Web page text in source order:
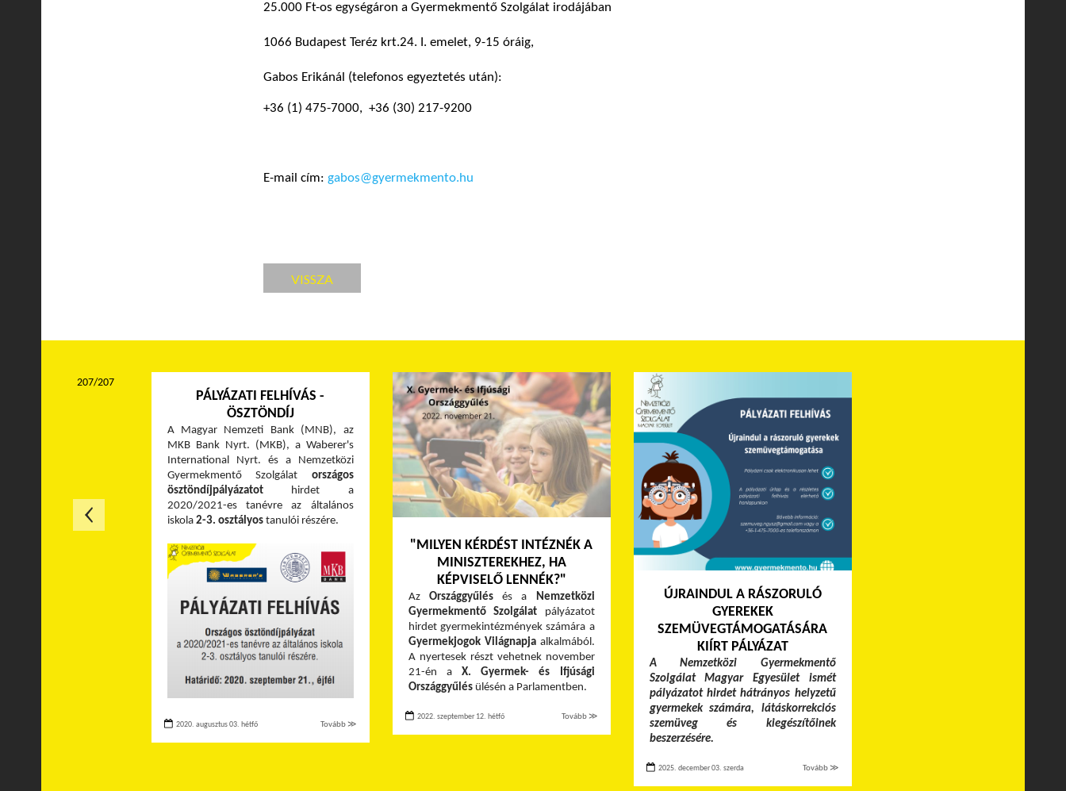
25.000 Ft-os egységáron a Gyermekmentő Szolgálat irodájában
1066 Budapest Teréz krt.24. I. emelet, 9-15 óráig,
Gabos Erikánál (telefonos egyeztetés után):
+36 (1) 475-7000, +36 (30) 217-9200
E-mail cím: gabos@gyermekmento.hu
VISSZA
PÁLYÁZATI FELHÍVÁS -
ÖSZTÖNDÍJ
A Magyar Nemzeti Bank (MNB), az
MKB Bank Nyrt. (MKB), a Waberer's
International Nyrt. és a Nemzetközi
Gyermekmentő Szolgálat országos
ösztöndíjpályázatothirdet a
2020/2021-es tanévre az általános
iskola 2-3. osztályostanulói részére.
2020. augusztus 03. hétfő Tovább ≫
"MILYEN KÉRDÉST INTÉZNÉK A
MINISZTEREKHEZ, HA
KÉPVISELŐ LENNÉK?"
Az Országgyűlésés a Nemzetközi
Gyermekmentő Szolgálat pályázatot
hirdet gyermekintézmények számára a
Gyermekjogok Világnapjaalkalmából.
A nyertesek részt vehetnek november
21-én a X. Gyermek- és Ifjúsági
Országgyűlésülésén a Parlamentben.
2022. szeptember 12. hétfő Tovább ≫
ÚJRAINDUL A RÁSZORULÓ
GYEREKEK
SZEMÜVEGTÁMOGATÁSÁRA
KIÍRT PÁLYÁZAT
A Nemzetközi Gyermekmentő
Szolgálat Magyar Egyesület ismét
pályázatot hirdet hátrányos helyzetű
gyermekek számára, látáskorrekciós
szemüveg és kiegészítőinek
beszerzésére.
2025. december 03. szerda Tovább ≫
207/207